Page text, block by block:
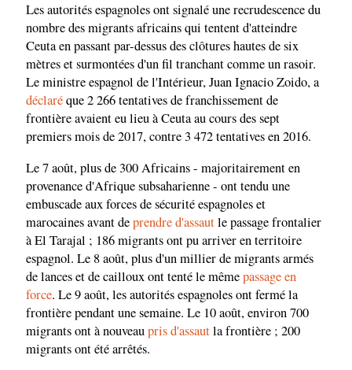
Les autorités espagnoles ont signalé une recrudescence du
nombre des migrants africains qui tentent d'atteindre
Ceuta en passant par-dessus des clôtures hautes de six
mètres et surmontées d'un fil tranchant comme un rasoir.
Le ministre espagnol de l'Intérieur, Juan Ignacio Zoido, a
déclaréque 2 266 tentatives de franchissement de
frontière avaient eu lieu à Ceuta au cours des sept
premiers mois de 2017, contre 3 472 tentatives en 2016.
Le 7 août, plus de 300 Africains - majoritairement en
provenance d'Afrique subsaharienne - ont tendu une
embuscade aux forces de sécurité espagnoles et
marocaines avant deprendre d'assautle passage frontalier
à El Tarajal ; 186 migrants ont pu arriver en territoire
espagnol. Le 8 août, plus d'un millier de migrants armés
de lances et de cailloux ont tenté le mêmepassage en
force. Le 9 août, les autorités espagnoles ont fermé la
frontière pendant une semaine. Le 10 août, environ 700
migrants ont à nouveaupris d'assautla frontière ; 200
migrants ont été arrêtés.